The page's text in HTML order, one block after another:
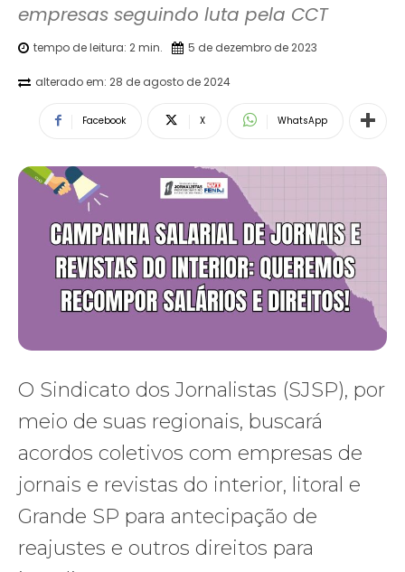
tempo de leitura: 2min. 5 de dezembro de 2023
alterado em: 28 de agosto de 2024
Facebook X WhatsApp
O Sindicato dos Jornalistas (SJSP), por
meio de suas regionais, buscará
acordos coletivos com empresas de
jornais e revistas do interior, litoral e
Grande SP para antecipação de
reajustes e outros direitos para